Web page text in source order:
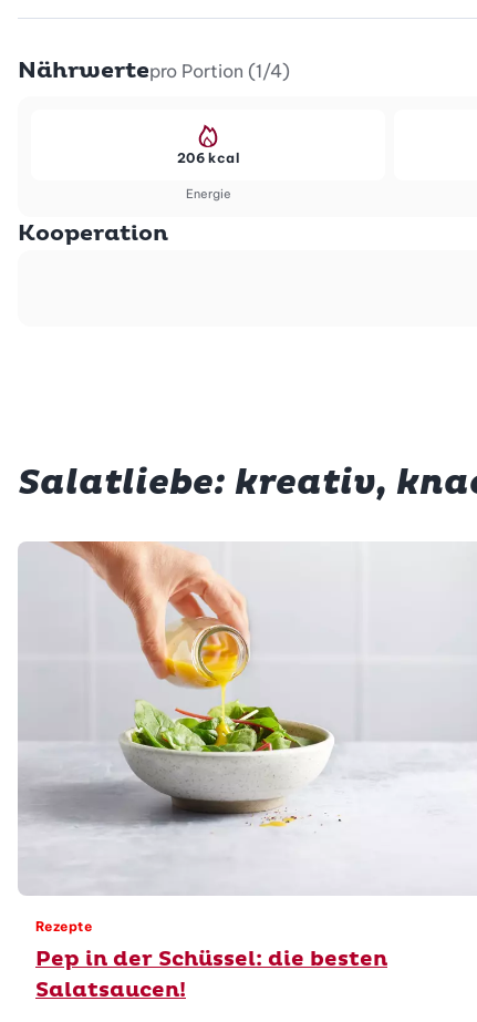
Nährwertepro Portion (1/4)
Energie
206 kcal
Kooperation
Salatliebe: kreativ,
Rezepte
Pep in der Schüssel: die besten
Salatsaucen!